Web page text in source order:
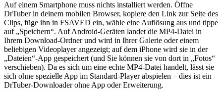
Auf einem Smartphone muss nichts installiert werden. Öffne
DrTuber in deinem mobilen Browser, kopiere den Link zur Seite des
Clips, füge ihn in FSAVED ein, wähle eine Auflösung aus und tippe
auf „Speichern“. Auf Android-Geräten landet die MP4-Datei in
Ihrem Download-Ordner und wird in Ihrer Galerie oder einem
beliebigen Videoplayer angezeigt; auf dem iPhone wird sie in der
„Dateien“-App gespeichert (und Sie können sie von dort in „Fotos“
verschieben). Da es sich um eine echte MP4-Datei handelt, lässt sie
sich ohne spezielle App im Standard-Player abspielen – dies ist ein
DrTuber-Downloader ohne App oder Erweiterung.